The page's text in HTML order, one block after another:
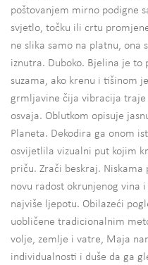
poštovanjem mirno podigne
svjetlo, točku ili crtu
ne slika samo na platnu, ona
iznutra. Duboko. Bjelina je
suzama, ako krenu i tišinom
grmljavine čija vibracija traje
osvaja. Oblutkom opisuje
Planeta. Dekodira ga onom
osvijetlila vizualni put kojim
priču. Zrači beskraj.
novu radost okrunjenog vina
najviše ljepotu. Obilazeći
uobličene tradicionalnim
volje, zemlje i vatre, Maja
individualnosti i duše da ga